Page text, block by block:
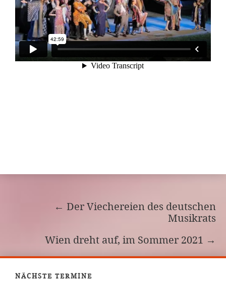
← Der Viechereien des deutschen
Musikrats
Wien dreht auf, im Sommer 2021 →
NÄCHSTE TERMINE